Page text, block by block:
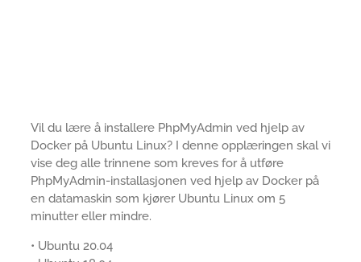
Vil du lære å installere PhpMyAdmin ved hjelp av
Docker på Ubuntu Linux? I denne opplæringen skal vi
vise deg alle trinnene som kreves for å utføre
PhpMyAdmin-installasjonen ved hjelp av Docker på
en datamaskin som kjører Ubuntu Linux om 5
minutter eller mindre.
• Ubuntu 20.04